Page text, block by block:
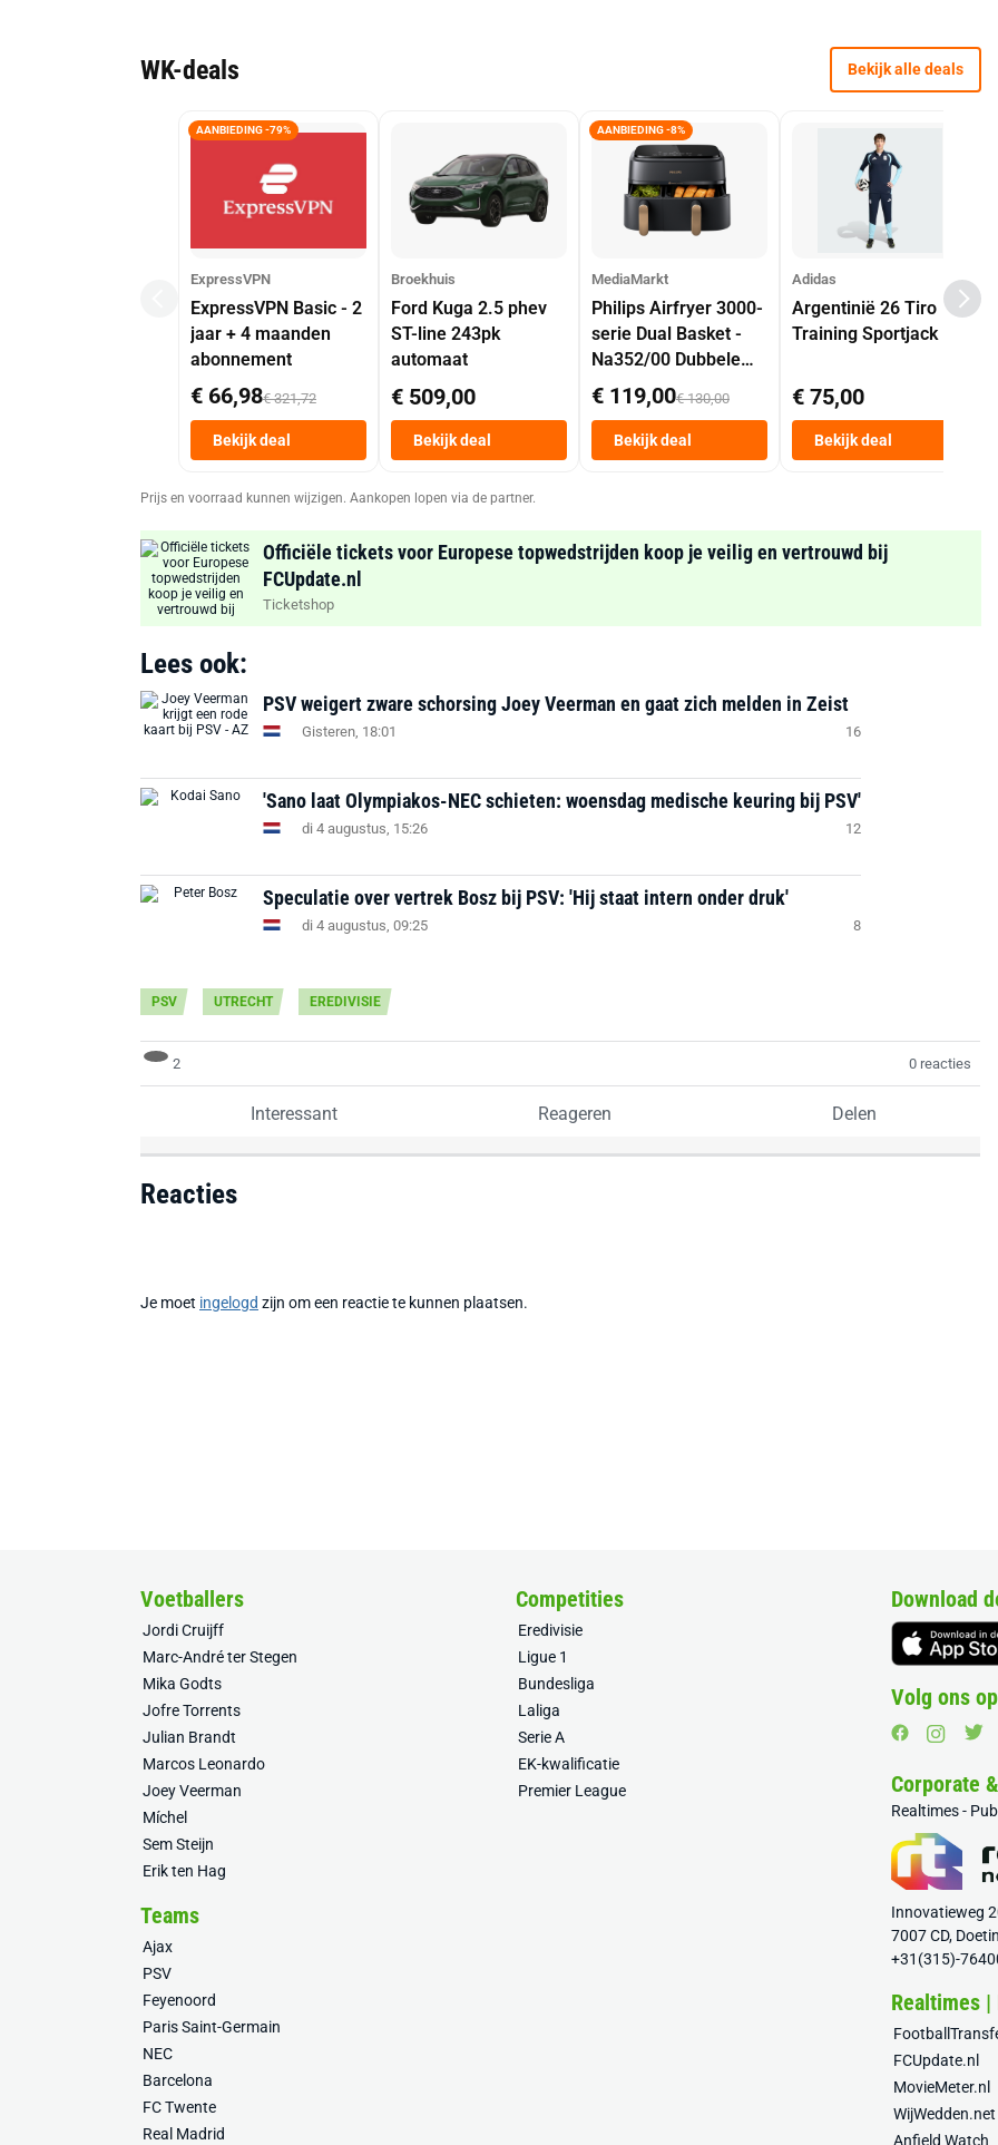
WK-deals Bekijk alle deals
AANBIEDING -79%
ExpressVPN
ExpressVPN Basic - 2
jaar + 4 maanden
abonnement
€ 66,98€ 321,72
Bekijk deal
Broekhuis
Ford Kuga 2.5 phev
ST-line 243pk
automaat
€ 509,00
Bekijk deal
AANBIEDING -8%
MediaMarkt
Philips Airfryer 3000-
serie Dual Basket -
Na352/00 Dubbele
Mand 9 L Tot 6
Personen
Heteluchtfriteuse
Zwart
€ 119,00€ 130,00
Bekijk deal
Adidas
Argentinië 26 Tiro
Training Sportjack
€ 75,00
Bekijk deal
Prijs en voorraad kunnen wijzigen. Aankopen lopen via de partner.
Officiële tickets voor Europese topwedstrijden koop je veilig en vertrouwd bij
FCUpdate.nl
Ticketshop
Lees ook:
PSV weigert zware schorsing Joey Veerman en gaat zich melden in Zeist
Gisteren, 18:01 16
'Sano laat Olympiakos-NEC schieten: woensdag medische keuring bij PSV'
di 4 augustus, 15:26 12
Speculatie over vertrek Bosz bij PSV: 'Hij staat intern onder druk'
di 4 augustus, 09:25 8
PSV UTRECHT EREDIVISIE
2 0 reacties
Interessant Reageren Delen
Reacties
Je moet ingelogd zijn om een reactie te kunnen plaatsen.
Voetballers
Jordi Cruijff
Marc-André ter Stegen
Mika Godts
Jofre Torrents
Julian Brandt
Marcos Leonardo
Joey Veerman
Míchel
Sem Steijn
Erik ten Hag
Competities
Eredivisie
Ligue 1
Bundesliga
Laliga
Serie A
EK-kwalificatie
Premier League
Teams
Ajax
PSV
Feyenoord
Paris Saint-Germain
NEC
Barcelona
FC Twente
Real Madrid
Download
Volg ons
Corporate
Realtimes -
Innovatieweg
7007 CD,
+31(315)-
Realtimes
FCUpdate.nl
MovieMeter.nl
WijWedden.net
Anfield Watch